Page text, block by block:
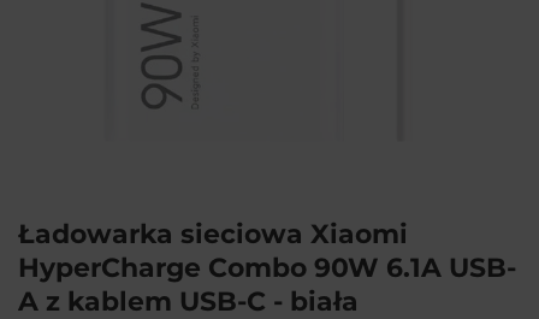
Ładowarka sieciowa Xiaomi
HyperCharge Combo 90W 6.1A USB-
A z kablem USB-C - biała